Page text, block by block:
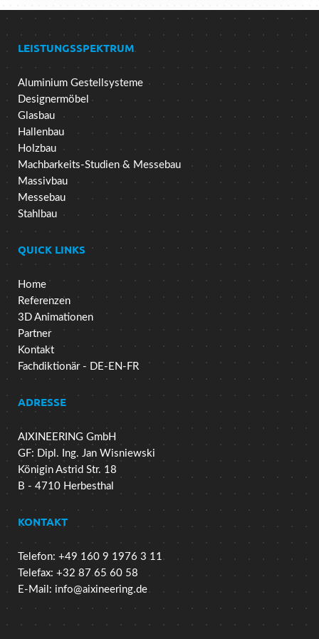
LEISTUNGSSPEKTRUM
Aluminium Gestellsysteme
Designermöbel
Glasbau
Hallenbau
Holzbau
Machbarkeits-Studien & Messebau
Massivbau
Messebau
Stahlbau
QUICK LINKS
Home
Referenzen
3D Animationen
Partner
Kontakt
Fachdiktionär - DE-EN-FR
ADRESSE
AIXINEERING GmbH
GF: Dipl. Ing. Jan Wisniewski
Königin Astrid Str. 18
B - 4710 Herbesthal
KONTAKT
Telefon: +49 160 9 1976 3 11
Telefax: +32 87 65 60 58
E-Mail: info@aixineering.de